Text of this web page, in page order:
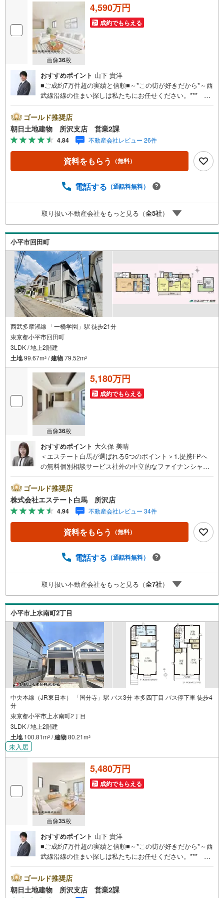
画像36枚
4,590万円
成約でもらえる
おすすめポイント 山下 貴洋
■ご成約7万件超の実績と信頼■～*この街が好きだから*～西
武線沿線の住まい探しは私たちにお任せください。*** 住
玉・神奈川に展開。豊富な取引データと現場経験をもと
に、お客様一人ひとりに最適なご提案を行っています。
「住宅ローンが不安」「自己資金が少ないけれど購入でき
る？」「住み替えの進め方が分からない」など、購入・売
却に関するお悩みにも有資格スタッフが丁寧に対応。資金
計画の立案から契約・お引渡しまで一貫してサポートいた
件ごとのメリット・注意点をまとめたレポートもご用意し
応。まずはお気軽にご相談ください。■電車でお越しのお客
様は、西武線「所沢駅」西口より徒歩5分■お車でお越しの
お客様は、提携駐車場がございますので弊社営業スタッフ
までお尋ねください。
ゴールド推奨店
朝日土地建物 所沢支店 営業2課
4.84 不動産会社レビュー 26件
資料をもらう （無料）
電話する （通話料無料）
取り扱い不動産会社をもっと見る（全5社）
小平市回田町
西武多摩湖線 「一橋学園」駅 徒歩21分
東京都小平市回田町
3LDK / 地上2階建
土地99.67m2 /建物79.52m2
画像36枚
5,180万円
成約でもらえる
おすすめポイント 大久保 美晴
＜エステート白馬が選ばれる5つのポイント＞1.提携FPへ
の無料個別相談サービス社外の中立的なファイナンシャル
や学費等も含めてシミュレーションをご提案できます2.物
件情報が豊富所沢市を中心にたくさんの情報をご用意して
おります。インターネット広告前の物件も多数取り揃えて
おります。お客様のご希望エリアをお申し付けください。
3.自社グループでリフォーム、新築請負所沢店の3階はリフ
ォーム、注文建築部門の相談スペースです。一級建築士を
て、リフォームや注文建築についてご相談頂けます4.年中
～19:00 この時間はお電話でのお問合わせがスムーズです
5.お子様連れでおこしくださいキッズスペース、授乳室、
オムツ替えベッド、アンパンマンジュースをご用意してお
ります。ご見学ご希望の方は、右上の“室内・現地を見学す
る（無料）をボタンからご予約ください。
ゴールド推奨店
株式会社エステート白馬 所沢店
4.94 不動産会社レビュー 34件
資料をもらう （無料）
電話する （通話料無料）
取り扱い不動産会社をもっと見る（全7社）
小平市上水南町2丁目
中央本線（JR東日本） 「国分寺」駅 バス3分 本多四丁目 バス停下車 徒歩4
分
東京都小平市上水南町2丁目
3LDK / 地上2階建
土地100.81m2 /建物80.21m2
未入居
画像35枚
5,480万円
成約でもらえる
おすすめポイント 山下 貴洋
■ご成約7万件超の実績と信頼■～*この街が好きだから*～西
武線沿線の住まい探しは私たちにお任せください。*** 住
玉・神奈川に展開。豊富な取引データと現場経験をもと
に、お客様一人ひとりに最適なご提案を行っています。
ゴールド推奨店
朝日土地建物 所沢支店 営業2課